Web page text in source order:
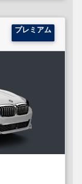
プレミアム